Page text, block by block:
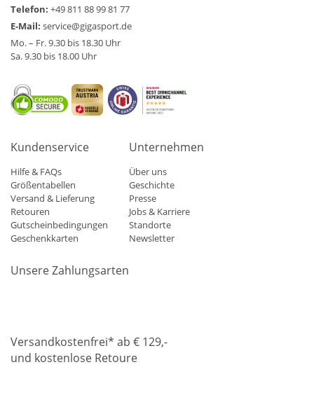
Telefon: +49 811 88 99 81 77
E-Mail: service@gigasport.de
Mo. – Fr. 9.30 bis 18.30 Uhr
Sa. 9.30 bis 18.00 Uhr
Kundenservice
Hilfe & FAQs
Größentabellen
Versand & Lieferung
Retouren
Gutscheinbedingungen
Geschenkkarten
Unternehmen
Über uns
Geschichte
Presse
Jobs & Karriere
Standorte
Newsletter
Unsere Zahlungsarten
Versandkostenfrei* ab € 129,-
und kostenlose Retoure